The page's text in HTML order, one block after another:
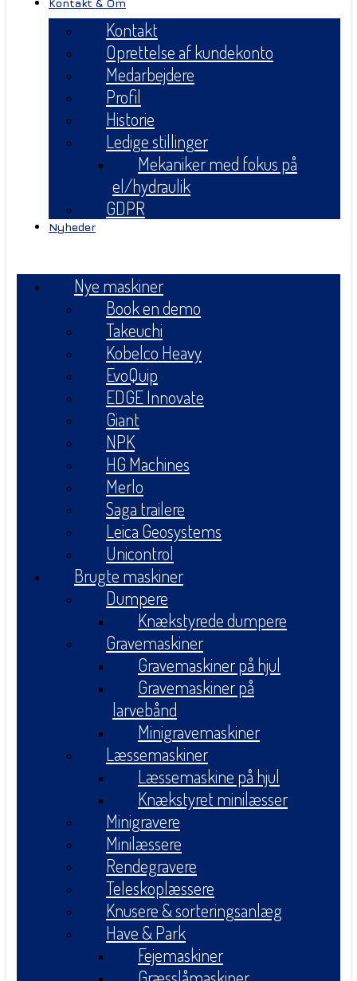
Kontakt & Om
Kontakt
Oprettelse af kundekonto
Medarbejdere
Profil
Historie
Ledige stillinger
Mekaniker med fokus på
el/hydraulik
GDPR
Nyheder
Nye maskiner
Book en demo
Takeuchi
Kobelco Heavy
EvoQuip
EDGE Innovate
Giant
NPK
HG Machines
Merlo
Saga trailere
Leica Geosystems
Unicontrol
Brugte maskiner
Dumpere
Knækstyrede dumpere
Gravemaskiner
Gravemaskiner på hjul
Gravemaskiner på
larvebånd
Minigravemaskiner
Læssemaskiner
Læssemaskine på hjul
Knækstyret minilæsser
Minigravere
Minilæssere
Rendegravere
Teleskoplæssere
Knusere & sorteringsanlæg
Have & Park
Fejemaskiner